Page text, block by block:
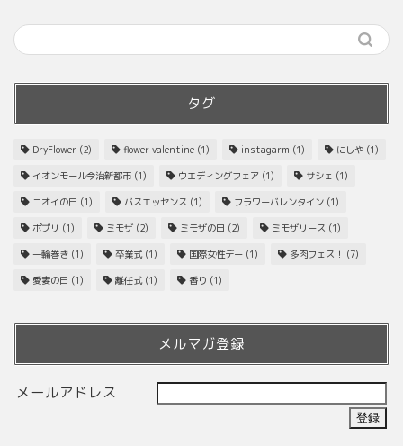
タグ
DryFlower (2) flower valentine (1) instagarm (1) にしや (1)
イオンモール今治新都市 (1) ウエディングフェア (1) サシェ (1)
ニオイの日 (1) バスエッセンス (1) フラワーバレンタイン (1)
ポプリ (1) ミモザ (2) ミモザの日 (2) ミモザリース (1)
一輪巻き (1) 卒業式(1) 国際女性デー (1) 多肉フェス！ (7)
愛妻の日 (1) 離任式(1) 香り (1)
メルマガ登録
メールアドレス